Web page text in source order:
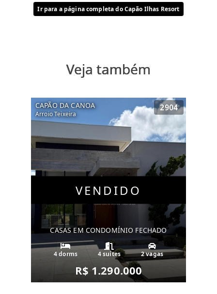
Ir para a página completa do Capão Ilhas Resort
Veja também
VENDIDO
CAPÃO DA CANOA
Arroio Teixeira
2904
CASAS EM CONDOMÍNIO FECHADO
4 dorms 4 suítes 2 vagas
R$ 1.290.000